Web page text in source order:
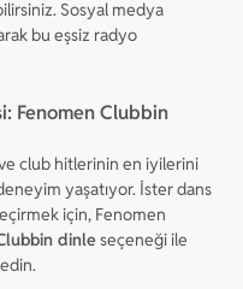
Sosyal medya
bu eşsiz radyo
Fenomen Clubbin
club hitlerinin en iyilerini
yaşatıyor. İster dans
için, Fenomen
dinle seçeneği ile